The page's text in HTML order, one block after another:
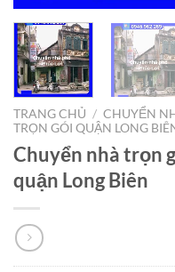
TRANG CHỦ / CHUYỂN
TRỌN GÓI QUẬN LONG
Chuyển nhà trọn
quận Long Biên